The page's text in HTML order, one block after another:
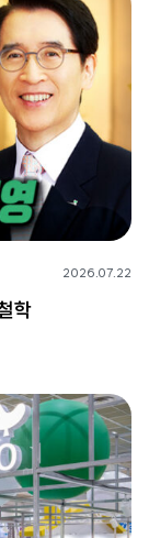
2026.07.22
학